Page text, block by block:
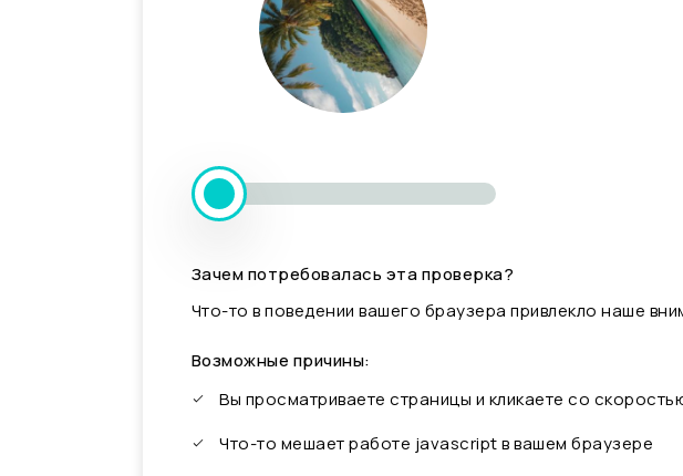
Зачем потребовалась эта проверка?
Что-то в поведении вашего браузера привлекло наше
Возможные причины:
Вы просматриваете страницы и кликаете со
Что-то мешает работе javascript в вашем браузере